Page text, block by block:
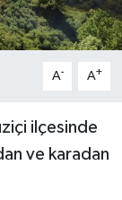
A- A+
ilçesinde
ve karadan